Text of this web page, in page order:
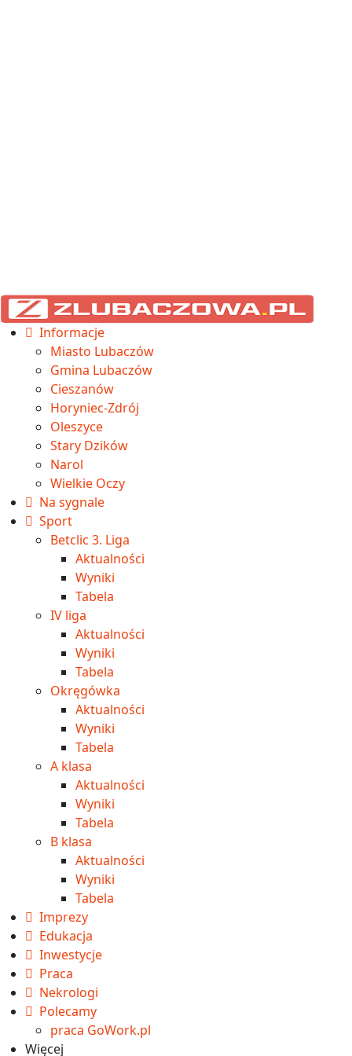
Informacje
Miasto Lubaczów
Gmina Lubaczów
Cieszanów
Horyniec-Zdrój
Oleszyce
Stary Dzików
Narol
Wielkie Oczy
Na sygnale
Sport
Betclic 3. Liga
Aktualności
Wyniki
Tabela
IV liga
Aktualności
Wyniki
Tabela
Okręgówka
Aktualności
Wyniki
Tabela
A klasa
Aktualności
Wyniki
Tabela
B klasa
Aktualności
Wyniki
Tabela
Imprezy
Edukacja
Inwestycje
Praca
Nekrologi
Polecamy
praca GoWork.pl
Więcej